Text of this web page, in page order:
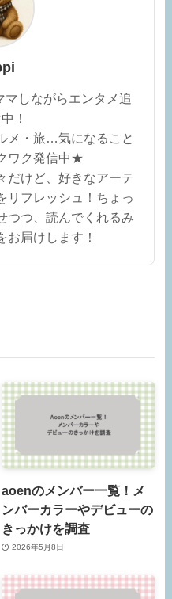
しながらエンタメ追
！
メ・旅…気になること
ワク発信中★
だけど、好きなアーテ
リフレッシュ！ちょっ
つつ、読んでくれるみ
お届けします！
aoenのメンバー一覧！メ
ンバーカラーやデビューの
きっかけを調査
2026年5月8日